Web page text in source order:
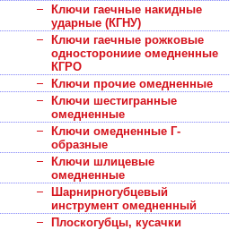
Ключи гаечные накидные
ударные (КГНУ)
Ключи гаечные рожковые
односторониие омедненные
КГРО
Ключи прочие омедненные
Ключи шестигранные
омедненные
Ключи омедненные Г-
образные
Ключи шлицевые
омедненные
Шарнирногубцевый
инструмент омедненный
Плоскогубцы, кусачки